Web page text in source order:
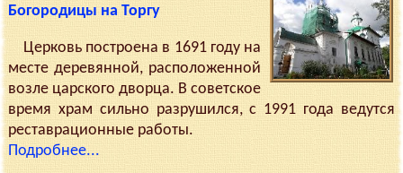
Богородицы на Торгу
Церковь построена в 1691 году на
месте деревянной, расположенной
возле царского дворца. В советское
время храм сильно разрушился, с 1991 года ведутся
реставрационные работы.
Подробнее...